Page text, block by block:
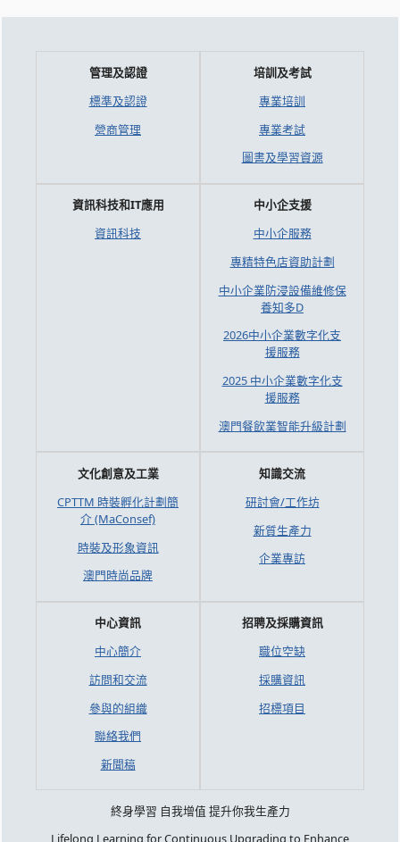
管理及認證
標準及認證
營商管理
培訓及考試
專業培訓
專業考試
圖書及學習資源
資訊科技和IT應用
資訊科技
中小企支援
中小企服務
專精特色店資助計劃
中小企業防浸設備維修保
養知多D
2026中小企業數字化支
援服務
2025 中小企業數字化支
援服務
澳門餐飲業智能升級計劃
文化創意及工業
CPTTM 時裝孵化計劃簡
介 (MaConsef)
時裝及形象資訊
澳門時尚品牌
知識交流
研討會/工作坊
新質生產力
企業專訪
中心資訊
中心簡介
訪問和交流
參與的組織
聯絡我們
新聞稿
招聘及採購資訊
職位空缺
採購資訊
招標項目
終身學習 自我增值 提升你我生產力
Lifelong Learning for Continuous Upgrading to Enhance